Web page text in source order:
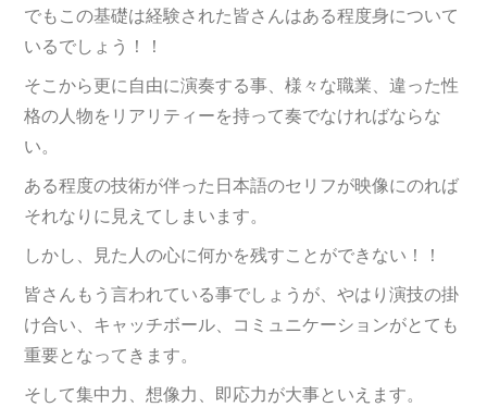
でもこの基礎は経験された皆さんはある程度身について
いるでしょう！！
そこから更に自由に演奏する事、様々な職業、違った性
格の人物をリアリティーを持って奏でなければならな
い。
ある程度の技術が伴った日本語のセリフが映像にのれば
それなりに見えてしまいます。
しかし、見た人の心に何かを残すことができない！！
皆さんもう言われている事でしょうが、やはり演技の掛
け合い、キャッチボール、コミュニケーションがとても
重要となってきます。
そして集中力、想像力、即応力が大事といえます。